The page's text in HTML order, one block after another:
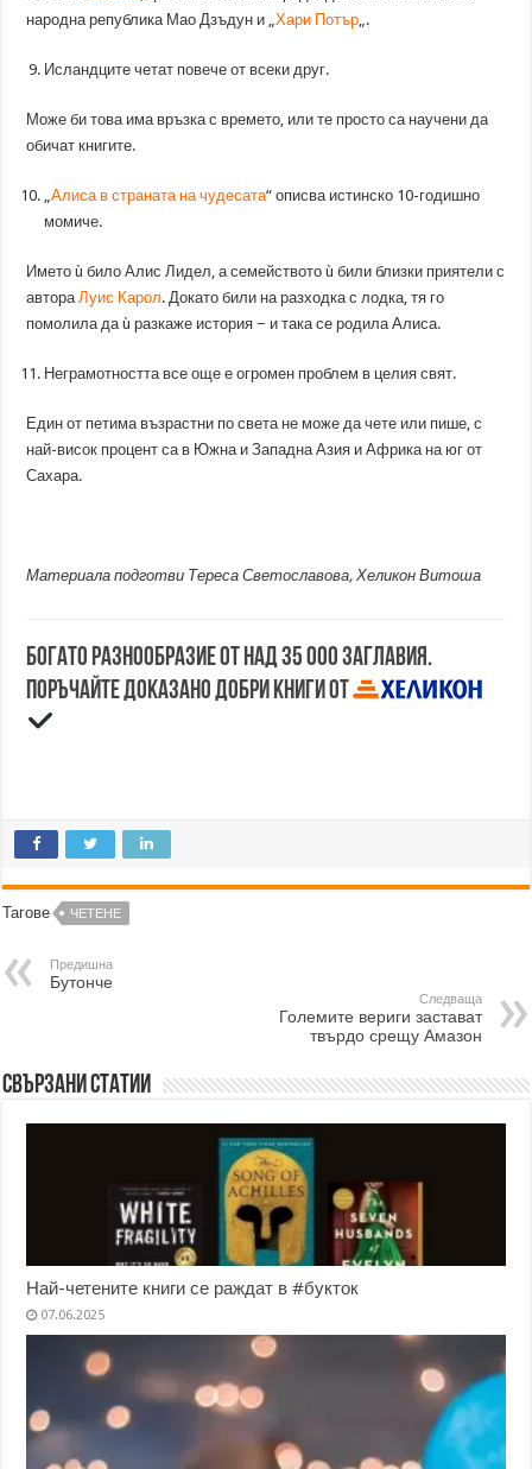
народна република Мао Дзъдун и „Хари Потър „.
Исландците четат повече от всеки друг.
Може би това има връзка с времето, или те просто са научени да
обичат книгите.
„Алиса в страната на чудесата“ описва истинско 10-годишно
момиче.
Името ù било Алис Лидел, а семейството ù били близки приятели с
автора Луис Карол. Докато били на разходка с лодка, тя го
помолила да ù разкаже история − и така се родила Алиса.
Неграмотността все още е огромен проблем в целия свят.
Един от петима възрастни по света не може да чете или пише, с
най-висок процент са в Южна и Западна Азия и Африка на юг от
Сахара.
Материала подготви Тереса Светославова, Хеликон Витоша
Богато разнообразие от над 35 000 заглавия.
Поръчайте доказано добри книги от
Тагове ЧЕТЕНЕ
Предишна
Бутонче
Следваща
Големите вериги застават
твърдо срещу Амазон
Свързани статии
Най-четените книги се раждат в #букток
07.06.2025